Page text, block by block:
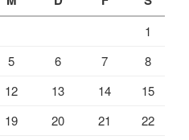
1
5 6 7
8
12 13 14
15
19 20 21
22